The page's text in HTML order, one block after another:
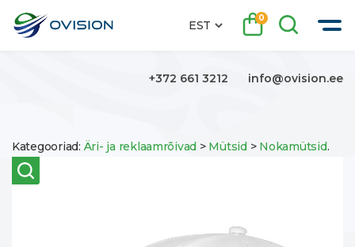
EST
0
+372 661 3212 info@ovision.ee
Kategooriad:Äri- ja reklaamrõivad > Mütsid> Nokamütsid.